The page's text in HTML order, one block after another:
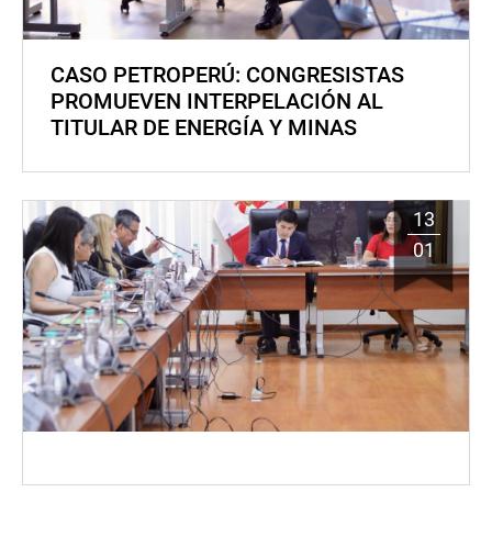
CASO PETROPERÚ: CONGRESISTAS
PROMUEVEN INTERPELACIÓN AL
TITULAR DE ENERGÍA Y MINAS
13
01